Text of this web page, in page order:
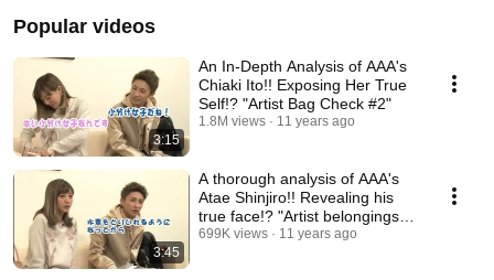
Popular videos
3:15
An In-Depth Analysis of AAA's
Chiaki Ito!! Exposing Her True
Self!? "Artist Bag Check #2"
1.8M views 11 years ago
3:45
A thorough analysis of AAA's
Atae Shinjiro!! Revealing his
true face!? "Artist belongings
inspect...
699K views 11 years ago